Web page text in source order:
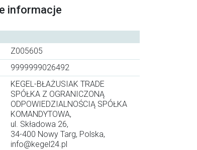
informacje
Z005605
9999999026492
KEGEL-BŁAŻUSIAK TRADE
SPÓŁKA Z OGRANICZONĄ
ODPOWIEDZIALNOŚCIĄ SPÓŁKA
KOMANDYTOWA,
ul. Składowa 26,
34-400 Nowy Targ, Polska,
info@kegel24.pl